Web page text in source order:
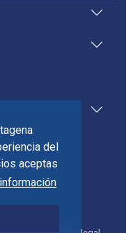
del
aceptas